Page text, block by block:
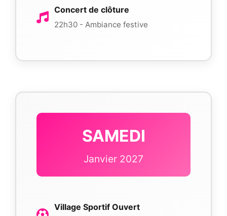
Concert de clôture
22h30 - Ambiance festive
SAMEDI
Janvier 2027
Village Sportif Ouvert